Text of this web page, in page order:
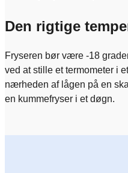
Den rigtige
Fryseren bør være -18
ved at stille et termometer i
nærheden af lågen på en
en kummefryser i et døgn.